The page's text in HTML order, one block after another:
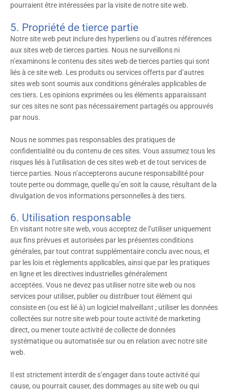
pourraient être intéressées par la visite de notre site web.
5. Propriété de tierce partie
Notre site web peut inclure des hyperliens ou d’autres références
aux sites web de tierces parties. Nous ne surveillons ni
n’examinons le contenu des sites web de tierces parties qui sont
liés à ce site web. Les produits ou services offerts par d’autres
sites web sont soumis aux conditions générales applicables de
ces tiers. Les opinions exprimées ou les éléments apparaissant
sur ces sites ne sont pas nécessairement partagés ou approuvés
par nous.
Nous ne sommes pas responsables des pratiques de
confidentialité ou du contenu de ces sites. Vous assumez tous les
risques liés à l’utilisation de ces sites web et de tout services de
tierce parties. Nous n’accepterons aucune responsabilité pour
toute perte ou dommage, quelle qu’en soit la cause, résultant de la
divulgation de vos informations personnelles à des tiers.
6. Utilisation responsable
En visitant notre site web, vous acceptez de l’utiliser uniquement
aux fins prévues et autorisées par les présentes conditions
générales, par tout contrat supplémentaire conclu avec nous, et
par les lois et règlements applicables, ainsi que par les pratiques
en ligne et les directives industrielles généralement
acceptées. Vous ne devez pas utiliser notre site web ou nos
services pour utiliser, publier ou distribuer tout élément qui
consiste en (ou est lié à) un logiciel malveillant ; utiliser les données
collectées sur notre site web pour toute activité de marketing
direct, ou mener toute activité de collecte de données
systématique ou automatisée sur ou en relation avec notre site
web.
Il est strictement interdit de s’engager dans toute activité qui
cause, ou pourrait causer, des dommages au site web ou qui